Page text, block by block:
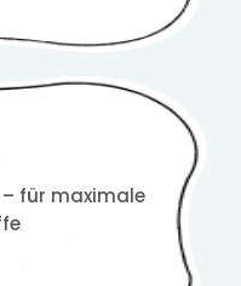
für maximale